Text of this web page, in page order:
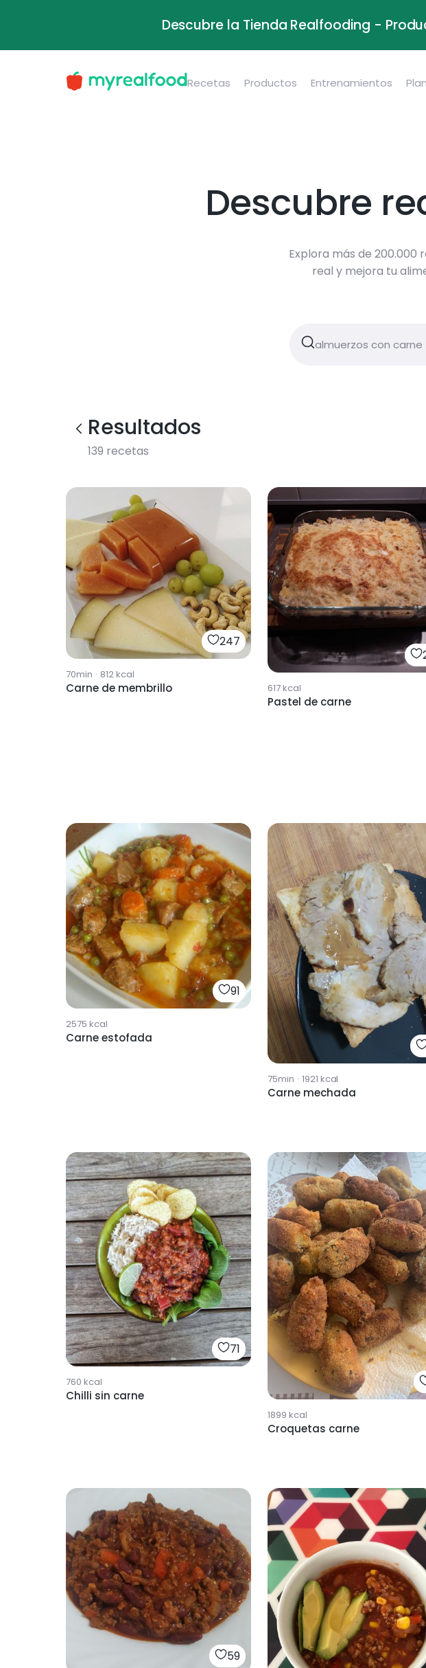
Descubre la Tienda Realfooding -
Recetas Productos Entrenamientos
Descubre
Explora más de 200.000
real y mejora tu
Resultados
139 recetas
247
70min · 812kcal
Carne de membrillo 617kcal
Pastel de carne
91
2575 kcal
Carne estofada
75min · 1921 kcal
Carne mechada
71
760 kcal
Chilli sin carne
1899 kcal
Croquetas carne
59